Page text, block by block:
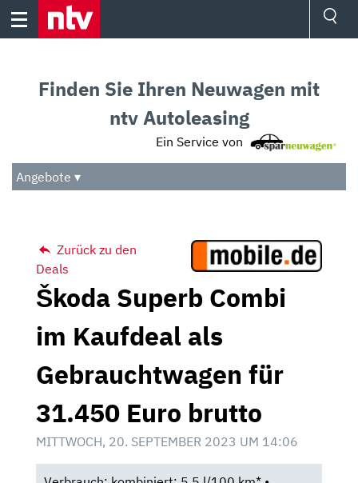
Skip
Audio
Das Beste
Finden Sie Ihren Neuwagen mit
ntv Autoleasing
Ein Service von
Angebote ▾
Zurück zu den
Deals
Škoda Superb Combi
im Kaufdeal als
Gebrauchtwagen für
31.450 Euro brutto
MITTWOCH, 20. SEPTEMBER 2023 UM 14:06